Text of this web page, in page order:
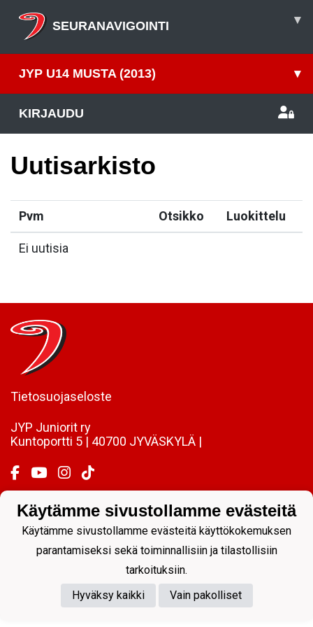
SEURANAVIGOINTI ▾
JYP U14 MUSTA (2013) ▾
KIRJAUDU
Uutisarkisto
Pvm Otsikko Luokittelu
Ei uutisia
Tietosuojaseloste
JYP Juniorit ry
Kuntoportti 5 | 40700 JYVÄSKYLÄ |
Powered by
Käytämme sivustollamme evästeitä
Käytämme sivustollamme evästeitä käyttökokemuksen
parantamiseksi sekä toiminnallisiin ja tilastollisiin
tarkoituksiin.
Hyväksy kaikki
Vain pakolliset